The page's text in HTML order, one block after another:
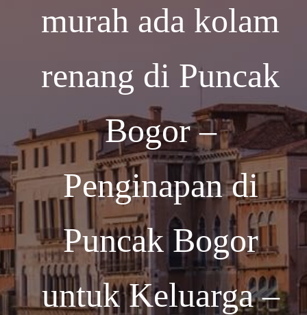
murah ada kolam
renang di Puncak
Bogor –
Penginapan di
Puncak Bogor
untuk Keluarga –